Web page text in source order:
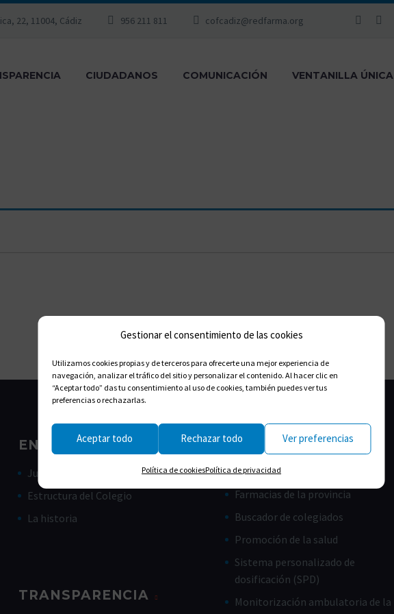
Gestionar el consentimiento de las cookies
Utilizamos cookies propias y de terceros para ofrecerte una mejor experiencia de
navegación, analizar el tráfico del sitio y personalizar el contenido. Al hacer clic en
“Aceptar todo” das tu consentimiento al uso de cookies, también puedes ver tus
preferencias o rechazarlas.
Aceptar todo Rechazar todo Ver preferencias
Política de cookiesPolítica de privacidad
22, 11004, Cádiz 956 211 811 cofcadiz@redfarma.org
CIUDADANOS COMUNICACIÓN VENTANILLA ÚNICA
ENLACES ÚTILES
Junta de Gobierno
Estructura del Colegio
La historia
TRANSPARENCIA
CIUDADANOS
Farmacias de guardia
Farmacias de la provincia
Buscador de colegiados
Promoción de la salud
Sistema personalizado de
dosificación (SPD)
Monitorización ambulatoria de la